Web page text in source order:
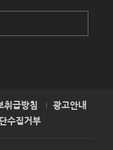
취급방침
광고안내
수집거부